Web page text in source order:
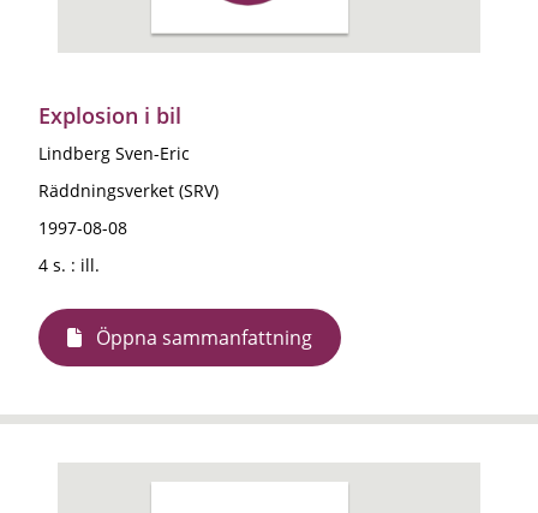
Explosion i bil
Lindberg Sven-Eric
Räddningsverket (SRV)
1997-08-08
4 s. : ill.
Öppna sammanfattning